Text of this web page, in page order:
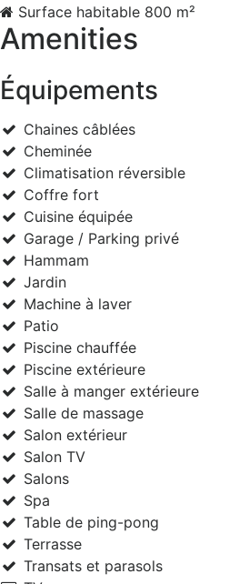
Surface habitable 800 m²
Amenities
Équipements
Chaines câblées
Cheminée
Climatisation réversible
Coffre fort
Cuisine équipée
Garage / Parking privé
Hammam
Jardin
Machine à laver
Patio
Piscine chauffée
Piscine extérieure
Salle à manger extérieure
Salle de massage
Salon extérieur
Salon TV
Salons
Spa
Table de ping-pong
Terrasse
Transats et parasols